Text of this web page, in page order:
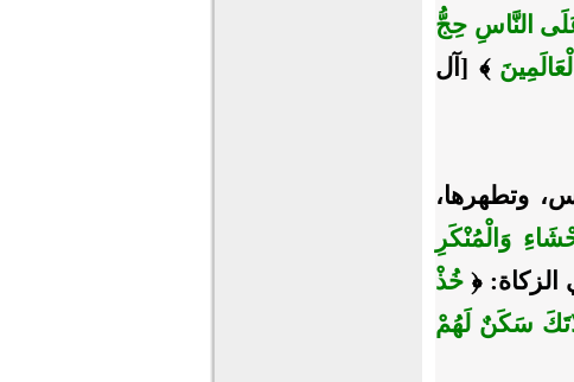
النَّاسِ حِجُّ
﴾ [آل
وتطهرها،
وَالْمُنْكَرِ
خُذْ
سَكَنٌ لَهُمْ